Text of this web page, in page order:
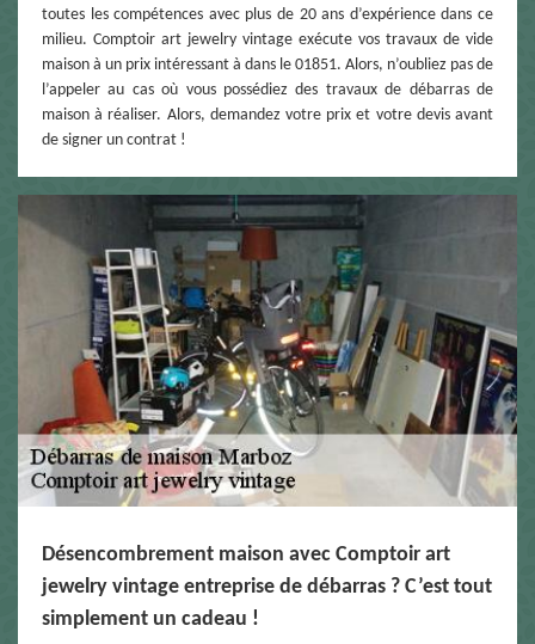
toutes les compétences avec plus de 20 ans d’expérience dans ce
milieu. Comptoir art jewelry vintage exécute vos travaux de vide
maison à un prix intéressant à dans le 01851. Alors, n’oubliez pas de
l’appeler au cas où vous possédiez des travaux de débarras de
maison à réaliser. Alors, demandez votre prix et votre devis avant
de signer un contrat !
Désencombrement maison avec Comptoir art
jewelry vintage entreprise de débarras ? C’est tout
simplement un cadeau !